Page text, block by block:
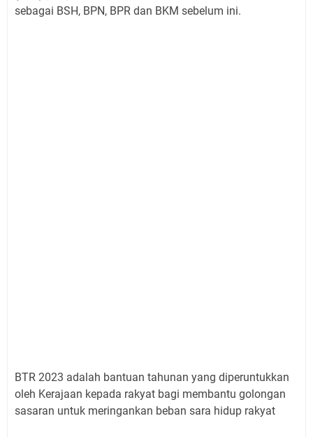
sebagai BSH, BPN, BPR dan BKM sebelum ini.
BTR 2023 adalah bantuan tahunan yang diperuntukkan
oleh Kerajaan kepada rakyat bagi membantu golongan
sasaran untuk meringankan beban sara hidup rakyat